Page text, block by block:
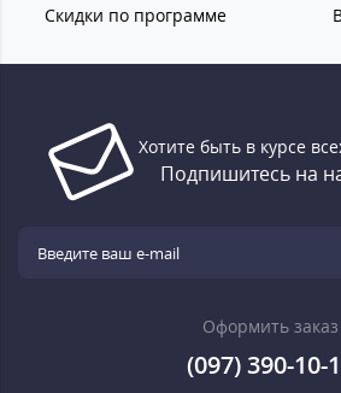
Скидки по программе
Хотите быть в курсе
Подпишитесь на
Оформить заказ
(097) 390-10-